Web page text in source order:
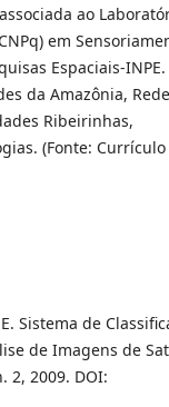
ao
em
Espaciais-INPE.
da Amazônia,
Ribeirinhas,
(Fonte: Currículo
Sistema de
de Imagens de
2, 2009. DOI: